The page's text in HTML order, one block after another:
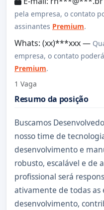
pela empresa, o contato
assinantes Premium.
Whats: (xx)***xxx —
empresa, o contato
Premium.
1 Vaga
Resumo da posição
Buscamos
nosso time de
desenvolvimento e
robusto, escalável e de
profissional será
ativamente de todas as
desenvolvimento,